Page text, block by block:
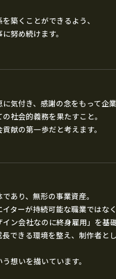
築くことができるよう、
努め続けます。
気付き、感謝の念をもって企業
社会的義務を果たすこと。
献の第一歩だと考えます。
あり、無形の事業資産。
ターが持続可能な職業ではな
ン会社なのに終身雇用」を基
できる環境を整え、制作者と
想いを描いています。